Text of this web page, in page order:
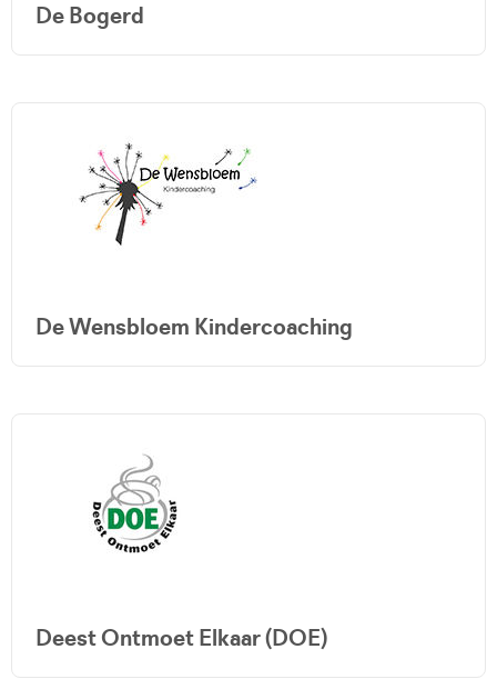
De Bogerd
De Wensbloem Kindercoaching
Deest Ontmoet Elkaar (DOE)